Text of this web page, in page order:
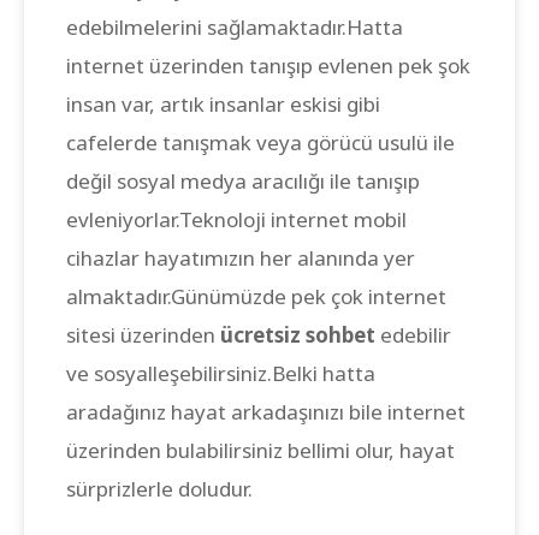
edebilmelerini sağlamaktadır.Hatta
internet üzerinden tanışıp evlenen pek şok
insan var, artık insanlar eskisi gibi
cafelerde tanışmak veya görücü usulü ile
değil sosyal medya aracılığı ile tanışıp
evleniyorlar.Teknoloji internet mobil
cihazlar hayatımızın her alanında yer
almaktadır.Günümüzde pek çok internet
sitesi üzerinden ücretsiz sohbet edebilir
ve sosyalleşebilirsiniz.Belki hatta
aradağınız hayat arkadaşınızı bile internet
üzerinden bulabilirsiniz bellimi olur, hayat
sürprizlerle doludur.